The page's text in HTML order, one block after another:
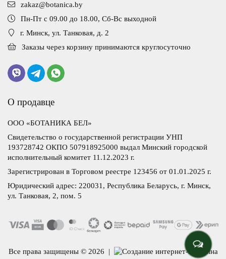
zakaz@botanica.by
Пн-Пт с 09.00 до 18.00, Сб-Вс выходной
г. Минск, ул. Танковая, д. 2
Заказы через корзину принимаются круглосуточно
О продавце
ООО «БОТАНИКА БЕЛ»
Свидетельство о государственной регистрации УНП
193728742 ОКПО 507918925000 выдал Минский городской
исполнительный комитет 11.12.2023 г.
Зарегистрирован в Торговом реестре 123456 от 01.01.2025 г.
Юридический адрес: 220031, Республика Беларусь, г. Минск,
ул. Танковая, 2, пом. 5
Все права защищены © 2026 |
Создание интернет-магазина